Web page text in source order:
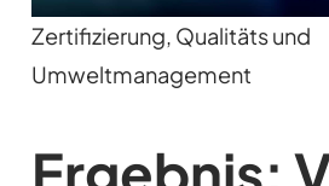
Zertifizierung, Qualitäts und
Umweltmanagement
Ergebnis: